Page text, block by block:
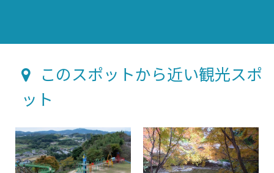
このスポットから近い観光スポ
ット